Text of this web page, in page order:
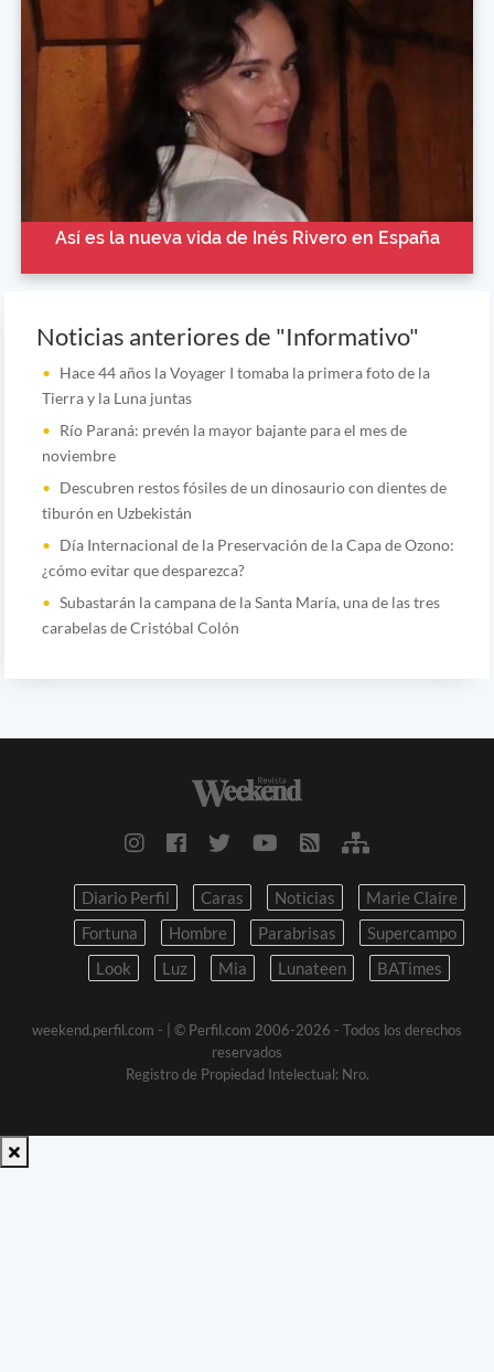
Así es la nueva vida de Inés Rivero en España
Noticias anteriores de "Informativo"
Hace 44 años la Voyager I tomaba la primera foto de la
Tierra y la Luna juntas
Río Paraná: prevén la mayor bajante para el mes de
noviembre
Descubren restos fósiles de un dinosaurio con dientes de
tiburón en Uzbekistán
Día Internacional de la Preservación de la Capa de Ozono:
¿cómo evitar que desparezca?
Subastarán la campana de la Santa María, una de las tres
carabelas de Cristóbal Colón
Diario Perfil Caras Noticias
Marie Claire
Fortuna
Hombre Parabrisas
Supercampo
Look
Luz Mia Lunateen BATimes
weekend.perfil.com -
| © Perfil.com 2006-2026 - Todos los derechos
reservados
Registro de Propiedad Intelectual: Nro.